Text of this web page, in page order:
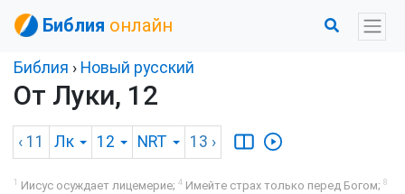
Библия онлайн
Библия › Новый русский
От Луки, 12
‹ 11 Лк 12 NRT 13 ›
1 Иисус осуждает лицемерие; 4 Имейте страх только перед Богом; 8